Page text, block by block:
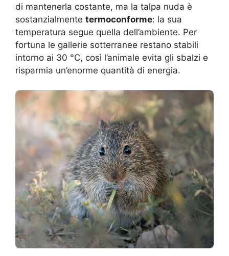
di mantenerla costante, ma la talpa nuda è
sostanzialmente termoconforme: la sua
temperatura segue quella dell’ambiente. Per
fortuna le gallerie sotterranee restano stabili
intorno ai 30 °C, così l’animale evita gli sbalzi e
risparmia un’enorme quantità di energia.